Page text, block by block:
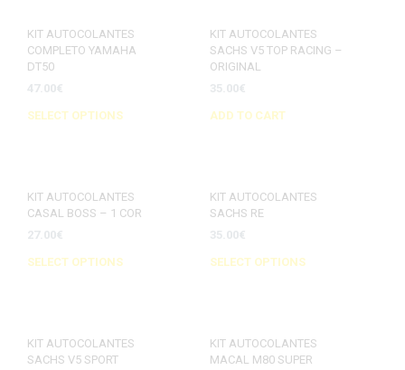
KIT AUTOCOLANTES
COMPLETO YAMAHA
DT50
47.00€
SELECT OPTIONS
KIT AUTOCOLANTES
SACHS V5 TOP RACING –
ORIGINAL
35.00€
ADD TO CART
KIT AUTOCOLANTES
CASAL BOSS – 1 COR
27.00€
SELECT OPTIONS
KIT AUTOCOLANTES
SACHS RE
35.00€
SELECT OPTIONS
KIT AUTOCOLANTES
SACHS V5 SPORT
KIT AUTOCOLANTES
MACAL M80 SUPER